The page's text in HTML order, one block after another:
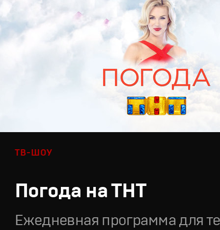
ТВ-ШОУ
Погода на ТНТ
Ежедневная программа для